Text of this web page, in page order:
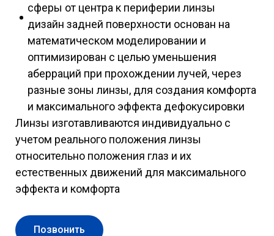
сферы от центра к периферии линзы
дизайн задней поверхности основан на
математическом моделировании и
оптимизирован с целью уменьшения
аберраций при прохождении лучей, через
разные зоны линзы, для создания комфорта
и максимального эффекта дефокусировки
Линзы изготавливаются индивидуально с
учетом реального положения линзы
относительно положения глаз и их
естественных движений для максимального
эффекта и комфорта
Позвонить